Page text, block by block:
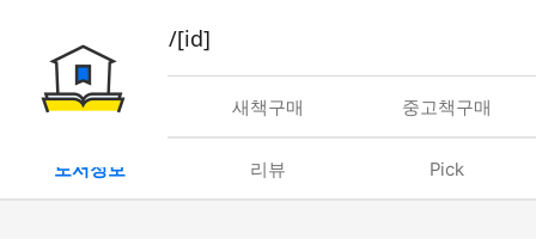
book/rent/[id]
대여 새책구매 중고책구매
도서정보 리뷰 Pick